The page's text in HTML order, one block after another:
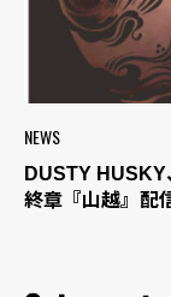
NEWS
DUSTY
終章『山越』配